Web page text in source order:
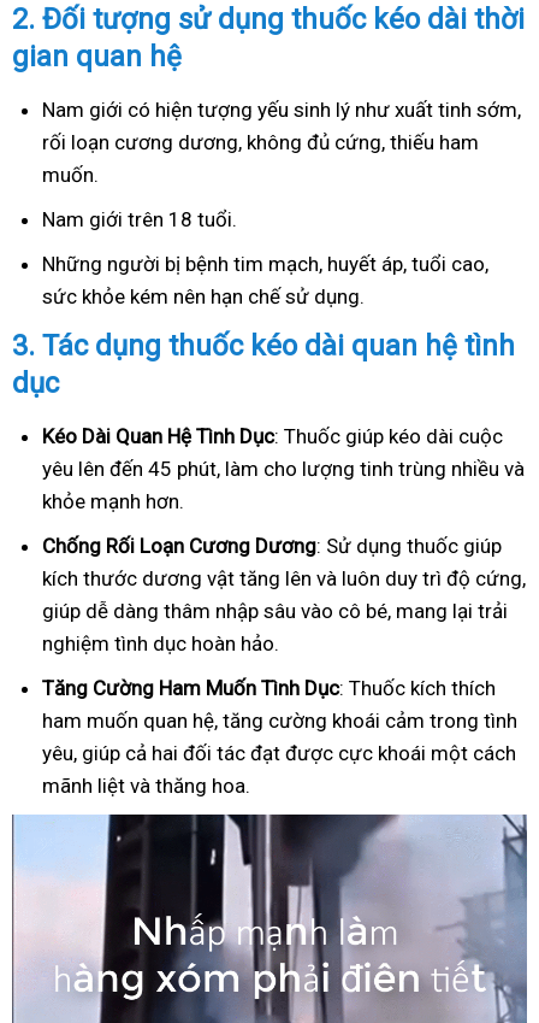
2. Đối tượng sử dụng thuốc kéo dài thời
gian quan hệ
Nam giới có hiện tượng yếu sinh lý như xuất tinh sớm,
rối loạn cương dương, không đủ cứng, thiếu ham
muốn.
Nam giới trên 18 tuổi.
Những người bị bệnh tim mạch, huyết áp, tuổi cao,
sức khỏe kém nên hạn chế sử dụng.
3. Tác dụng thuốc kéo dài quan hệ tình
dục
Kéo Dài Quan Hệ Tình Dục: Thuốc giúp kéo dài cuộc
yêu lên đến 45 phút, làm cho lượng tinh trùng nhiều và
khỏe mạnh hơn.
Chống Rối Loạn Cương Dương: Sử dụng thuốc giúp
kích thước dương vật tăng lên và luôn duy trì độ cứng,
giúp dễ dàng thâm nhập sâu vào cô bé, mang lại trải
nghiệm tình dục hoàn hảo.
Tăng Cường Ham Muốn Tình Dục: Thuốc kích thích
ham muốn quan hệ, tăng cường khoái cảm trong tình
yêu, giúp cả hai đối tác đạt được cực khoái một cách
mãnh liệt và thăng hoa.